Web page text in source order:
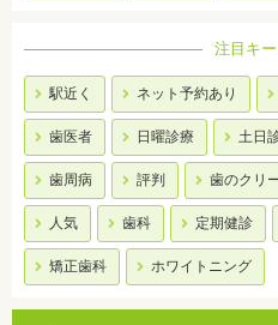
注目キ
駅近く ネット予約あり
歯医者 日曜診療 土日
歯周病 評判 歯のクリ
人気 歯科 定期健診
矯正歯科 ホワイトニング